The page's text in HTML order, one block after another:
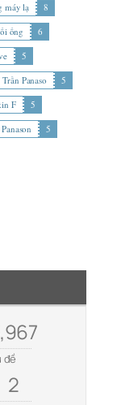
máy lạ
8
ống
6
5
Panaso
5
F
5
5
đề
2